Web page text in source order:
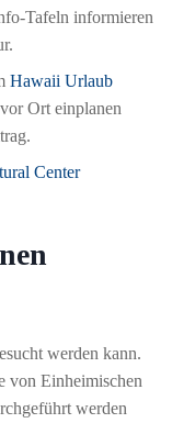
Tafeln informieren
Hawaii Urlaub
Ort einplanen
werden kann.
von Einheimischen
werden